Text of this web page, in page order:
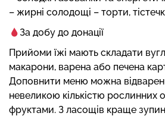
– жирні солодощі – торти,
За добу до донації
Прийоми їжі мають складати
макарони, варена або печена
Доповнити меню можна
невеликою кількістю рослинних
фруктами. З ласощів краще